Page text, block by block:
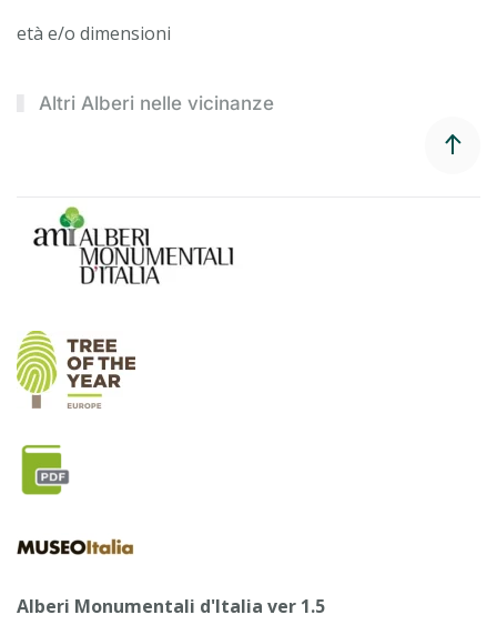
età e/o dimensioni
Altri Alberi nelle vicinanze
Alberi Monumentali d'Italia ver 1.5